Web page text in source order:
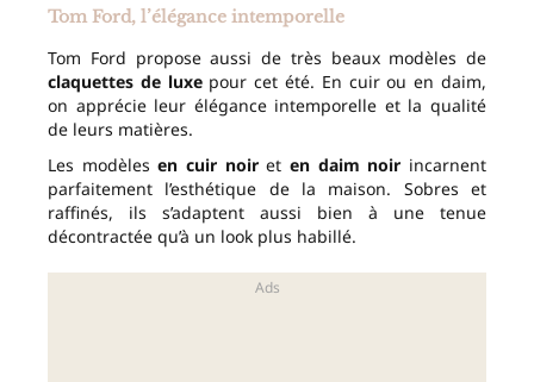
Tom Ford, l’élégance intemporelle
Tom Ford propose aussi de très beaux modèles de
claquettes de luxepour cet été. En cuir ou en daim,
on apprécie leur élégance intemporelle et la qualité
de leurs matières.
Les modèlesen cuir noireten daim noir incarnent
parfaitement l’esthétique de la maison. Sobres et
raffinés, ils s’adaptent aussi bien à une tenue
décontractée qu’à un look plus habillé.